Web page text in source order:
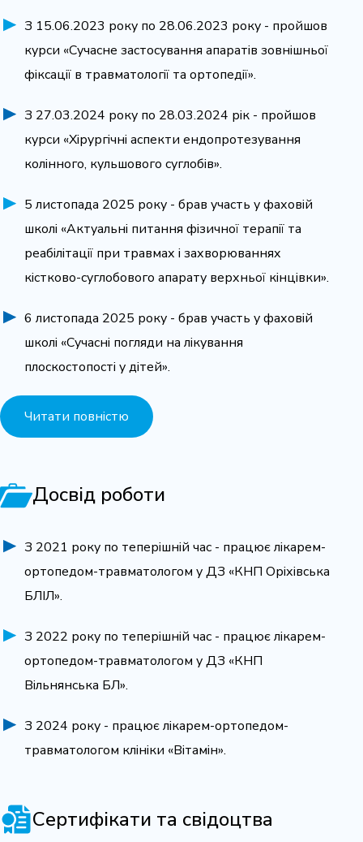
З 15.06.2023 року по 28.06.2023 року - пройшов
курси «Сучасне застосування апаратів зовнішньої
фіксації в травматології та ортопедії».
З 27.03.2024 року по 28.03.2024 рік - пройшов
курси «Хірургічні аспекти ендопротезування
колінного, кульшового суглобів».
5 листопада 2025 року - брав участь у фаховій
школі «Актуальні питання фізичної терапії та
реабілітації при травмах і захворюваннях
кістково-суглобового апарату верхньої кінцівки».
6 листопада 2025 року - брав участь у фаховій
школі «Сучасні погляди на лікування
плоскостопості у дітей».
Читати повністю
Досвід роботи
З 2021 року по теперішній час - працює лікарем-
ортопедом-травматологом у ДЗ «КНП Оріхівська
БЛІЛ».
З 2022 року по теперішній час - працює лікарем-
ортопедом-травматологом у ДЗ «КНП
Вільнянська БЛ».
З 2024 року - працює лікарем-ортопедом-
травматологом клініки «Вітамін».
Сертифікати та свідоцтва